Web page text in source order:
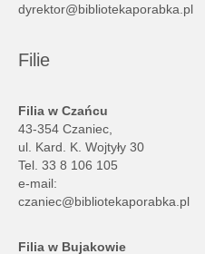
dyrektor@bibliotekaporabka.pl
Filie
Filia w Czańcu
43-354 Czaniec,
ul. Kard. K. Wojtyły 30
Tel. 33 8 106 105
e-mail:
czaniec@bibliotekaporabka.pl
Filia w Bujakowie